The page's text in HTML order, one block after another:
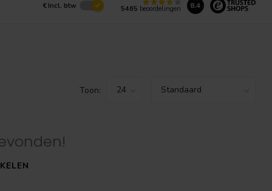
€ Incl. btw 5465 beoordelingen 8.4
Toon: